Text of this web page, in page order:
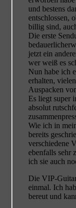
und bestens
entschlossen,
billig sind,
Die erste
jetzt ein
wer weiß es
Nun habe ich
erhalten,
Auspacken
Es liegt super
absolut
Wie ich in
bereits
verschiedene
ebenfalls sehr
ich sie auch
Die VIP-
einmal. Ich
bereut und